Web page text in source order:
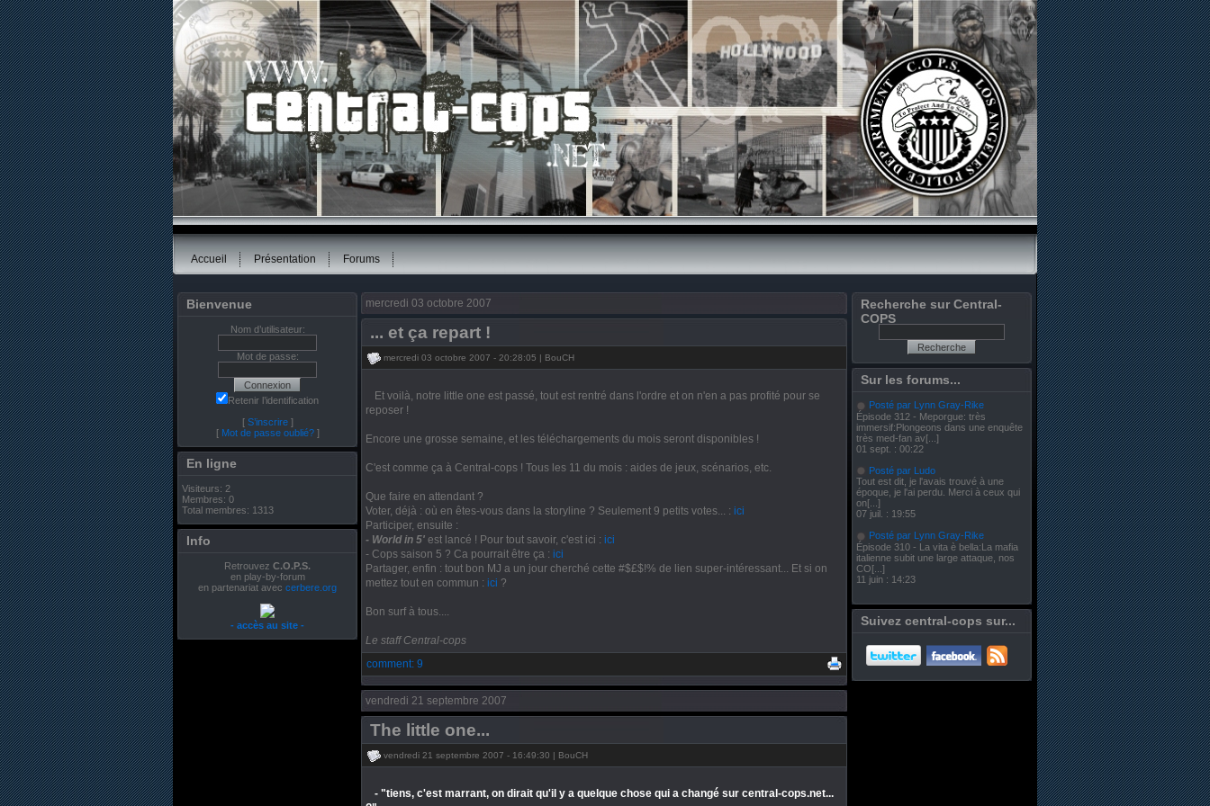
Accueil Présentation Forums
Bienvenue
Nom d’utilisateur:
Mot de passe:
Retenir l’identification
[ S’inscrire]
[ Mot de passe oublié?]
En ligne
Visiteurs: 2
Membres: 0
Total membres: 1313
Info
Retrouvez C.O.P.S.
en play-by-forum
en partenariat avec cerbere.org
- accès au site -
mercredi 03 octobre 2007
... et ça repart !
mercredi 03 octobre 2007 - 20:28:05 | BouCH
Et voilà, notre little one est passé, tout est rentré dans l'ordre et on n'en a pas profité pour se
reposer !
Encore une grosse semaine, et les téléchargements du mois seront disponibles !
C'est comme ça à Central-cops ! Tous les 11 du mois : aides de jeux, scénarios, etc.
Que faire en attendant ?
Voter, déjà : où en êtes-vous dans la storyline ? Seulement 9 petits votes... : ici
Participer, ensuite :
- World in 5' est lancé ! Pour tout savoir, c'est ici : ici
- Cops saison 5 ? Ca pourrait être ça : ici
Partager, enfin : tout bon MJ a un jour cherché cette #$£$!% de lien super-intéressant... Et si on
mettez tout en commun : ici ?
Bon surf à tous....
Le staff Central-cops
comment: 9
vendredi 21 septembre 2007
The little one...
vendredi 21 septembre 2007 - 16:49:30 | BouCH
- "tiens, c'est marrant, on dirait qu'il y a quelque chose qui a changé sur central-cops.net...
Recherche sur Central-
COPS
Sur les forums...
Posté par Lynn Gray-Rike
Épisode 312 - Meporgue: très
immersif:Plongeons dans une enquête
très med-fan av[...]
01 sept. : 00:22
Posté par Ludo
Tout est dit, je l'avais trouvé à une
époque, je l'ai perdu. Merci à ceux qui
on[...]
07 juil. : 19:55
Posté par Lynn Gray-Rike
Épisode 310 - La vita è bella:La mafia
italienne subit une large attaque, nos
CO[...]
11 juin : 14:23
Suivez central-cops sur...